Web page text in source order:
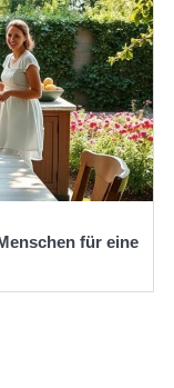
für eine